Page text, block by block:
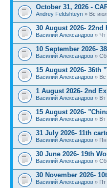
October 31, 2026 -
Andrey Feldshteyn » Вс
30 August 2026- 22nd
Василий Александров » Чт
10 September 2026-
Василий Александров » Сб
15 August 2026- 36th
Василий Александров » Вс
1 August 2026- 2nd
Василий Александров » Вт
15 August 2026-
Василий Александров » Вт
31 July 2026- 11th
Василий Александров » Пн
30 June 2026- 19th
Василий Александров » Сб
30 November 2026-
Василий Александров » Пт